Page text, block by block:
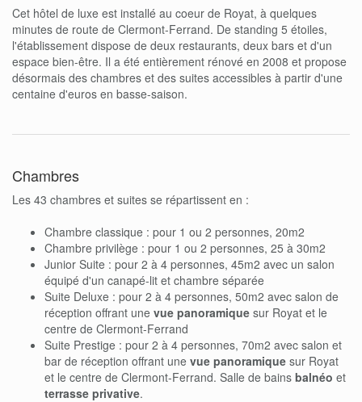
Cet hôtel de luxe est installé au coeur de Royat, à quelques
minutes de route de Clermont-Ferrand. De standing 5 étoiles,
l'établissement dispose de deux restaurants, deux bars et d'un
espace bien-être. Il a été entièrement rénové en 2008 et propose
désormais des chambres et des suites accessibles à partir d'une
centaine d'euros en basse-saison.
Chambres
Les 43 chambres et suites se répartissent en :
Chambre classique : pour 1 ou 2 personnes, 20m2
Chambre privilège : pour 1 ou 2 personnes, 25 à 30m2
Junior Suite : pour 2 à 4 personnes, 45m2 avec un salon
équipé d'un canapé-lit et chambre séparée
Suite Deluxe : pour 2 à 4 personnes, 50m2 avec salon de
réception offrant une vue panoramique sur Royat et le
centre de Clermont-Ferrand
Suite Prestige : pour 2 à 4 personnes, 70m2 avec salon et
bar de réception offrant une vue panoramique sur Royat
et le centre de Clermont-Ferrand. Salle de bains balnéo et
terrasse privative.